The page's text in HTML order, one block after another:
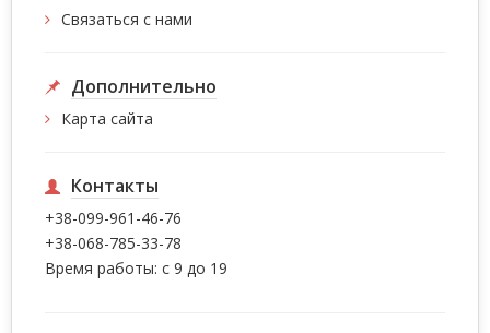
Связаться с нами
Дополнительно
Карта сайта
Контакты
+38-099-961-46-76
+38-068-785-33-78
Время работы: с 9 до 19